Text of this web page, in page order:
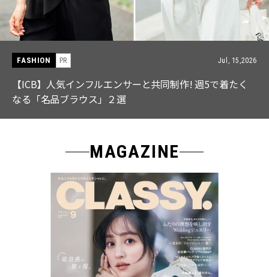
FASHION PR Jul, 15,2026
【ICB】人気インフルエンサーと共同制作! 週5で着たく
なる「名品ブラウス」２選
MAGAZINE